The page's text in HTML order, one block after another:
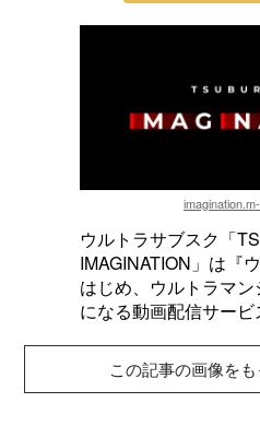
ウルトラサブスク「
IMAGINATION」は『
はじめ、ウルトラマ
になる動画配信サービ
この記事の画像をも